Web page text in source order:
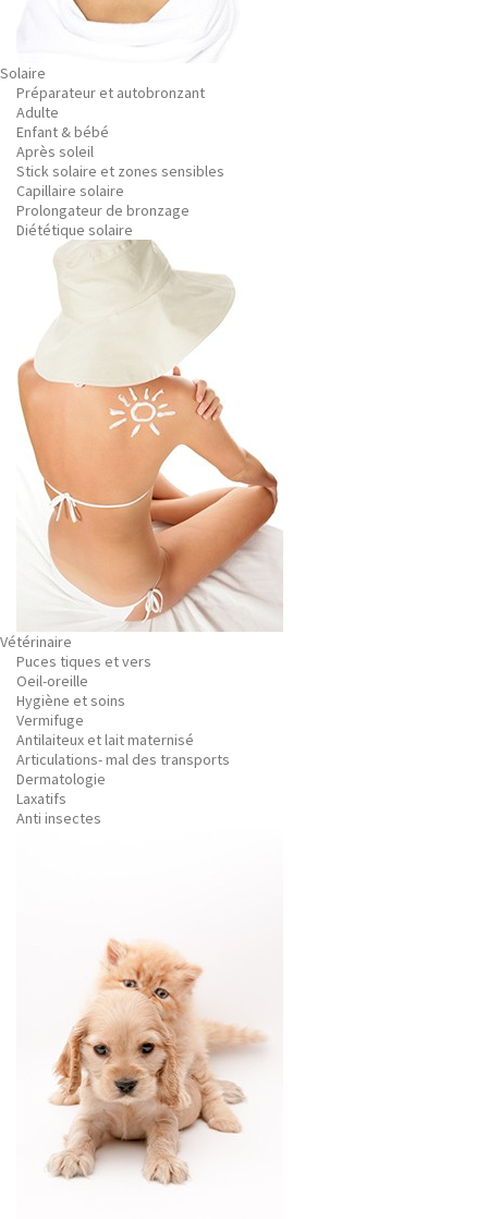
Solaire
Préparateur et autobronzant
Adulte
Enfant & bébé
Après soleil
Stick solaire et zones sensibles
Capillaire solaire
Prolongateur de bronzage
Diététique solaire
Vétérinaire
Puces tiques et vers
Oeil-oreille
Hygiène et soins
Vermifuge
Antilaiteux et lait maternisé
Articulations- mal des transports
Dermatologie
Laxatifs
Anti insectes